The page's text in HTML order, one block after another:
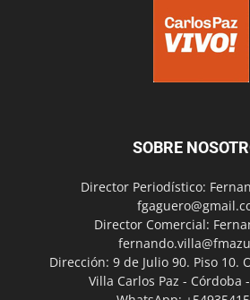
SOBRE
Director Periodístico:
Director Comercial:
Dirección: 9 de Julio 90. Piso 10.
Villa Carlos Paz - Córdoba